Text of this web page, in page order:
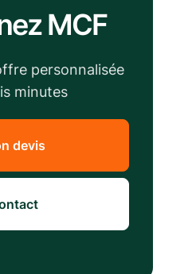
MCF
personnalisée
minutes
devis